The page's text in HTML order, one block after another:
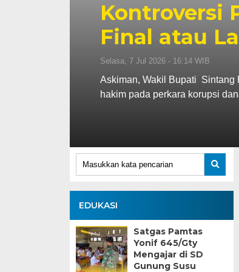
Kontroversi
Final atau
Selasa, 7 Jul 2026 - 16:14 WIB
Askiman, Wakil Bupati Sintang
hakim pada perkara korupsi
EDUKASI
Satgas Pamtas
Yonif 645/Gty
Mengajar di SD
Gunung Susu